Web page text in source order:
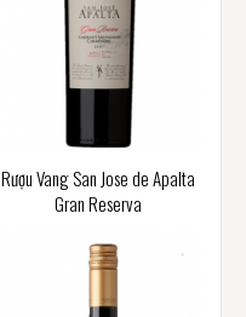
Rượu Vang San Jose de Apalta
Gran Reserva